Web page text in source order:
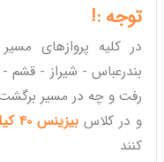
توجه :!
در کلیه پروازهای
بندرعباس - شیراز - قشم
رفت و چه در مسیر
و در کلاسبیزینس 40 کیلوگرم
کنند